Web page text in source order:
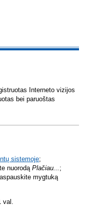
Interneto vizijos
bei paruoštas
sistemoje;
nuorodąPlačiau... ;
mygtuką
val.